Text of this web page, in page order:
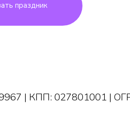
праздник
| КПП: 027801001 |